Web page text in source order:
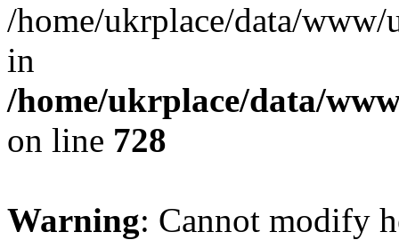
/home/ukrplace/data/
in
/home/ukrplace/data/
on line 728
Warning: Cannot modify